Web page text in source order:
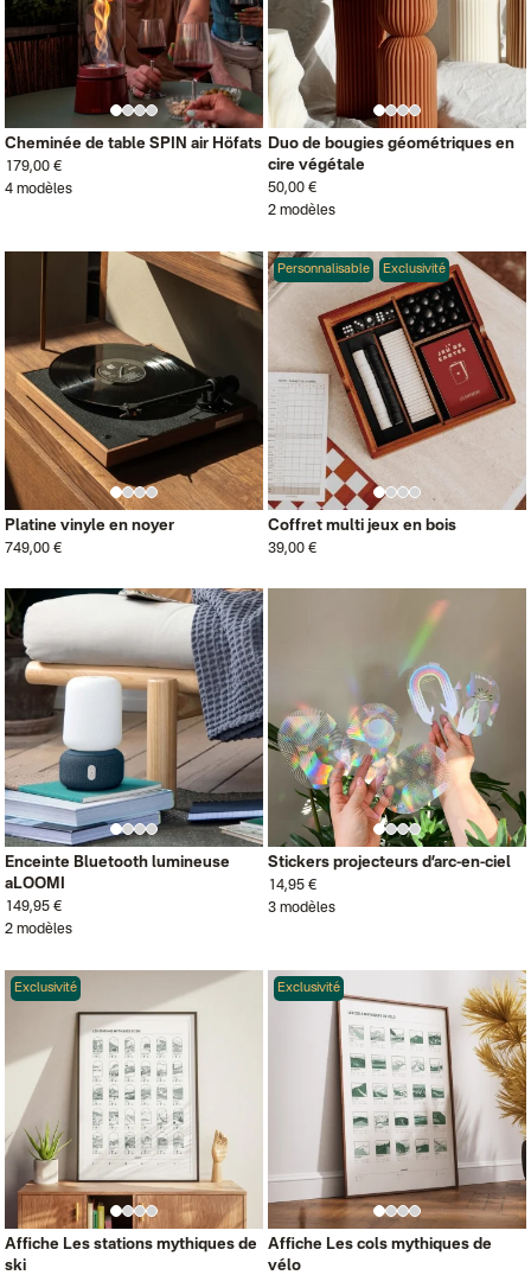
Cheminée de table SPIN air Höfats
179,00 €
4 modèles
Duo de bougies géométriques en
cire végétale
50,00 €
2 modèles
Platine vinyle en noyer
749,00 €
Personnalisable Exclusivité
Coffret multi jeux en bois
39,00 €
Enceinte Bluetooth lumineuse
aLOOMI
149,95 €
2 modèles
Stickers projecteurs d’arc-en-ciel
14,95 €
3 modèles
Exclusivité
Affiche Les stations mythiques de
ski
Exclusivité
Affiche Les cols mythiques de
vélo